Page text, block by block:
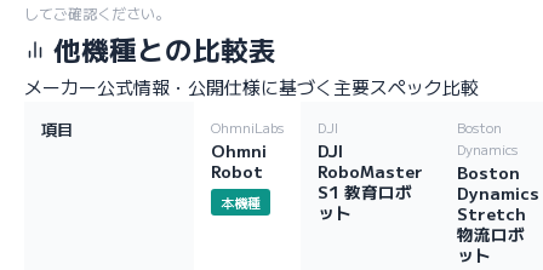
してご確認ください。
他機種との比較表
メーカー公式情報・公開仕様に基づく主要スペック比較
項目 OhmniLabs
Ohmni
Robot
本機種
DJI
DJI
RoboMaster
S1 教育ロボ
ット
Boston
Dynamics
Boston
Dynamics
Stretch
物流ロボ
ット